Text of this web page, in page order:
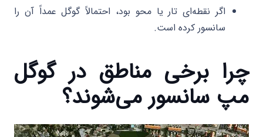
اگر نقطه‌ای تار یا محو بود، احتمالاً گوگل عمداً آن را
سانسور کرده است.
چرا برخی مناطق در گوگل
مپ سانسور می‌شوند؟